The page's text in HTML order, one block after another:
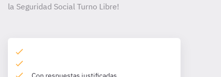
la Seguridad Social Turno Libre!